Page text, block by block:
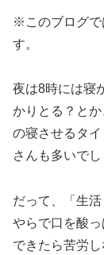
※このブログで
す。
夜は8時には寝
かりとる？と
の寝させるタ
さんも多いでし
だって、「生
やらで口を酸
できたら苦労